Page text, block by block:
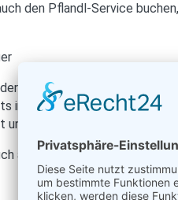
den Pflandl-Service
kleinen Betrieben aus
im Vordergrund. Das
wurde bereits mit dem
abkühlt, wird das Wasser